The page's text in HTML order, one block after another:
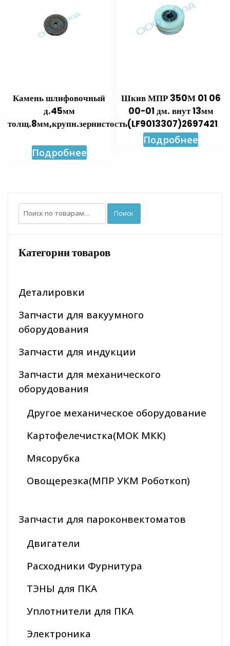
Камень шлифовочный
д.45мм
толщ.8мм,крупн.зернистость(LF9013307)2697421
Подробнее
Шкив МПР 350М 01 06
00-01 дм. внут 13мм
Подробнее
Искать: Поиск
Категории товаров
Деталировки
Запчасти для вакуумного
оборудования
Запчасти для индукции
Запчасти для механического
оборудования
Другое механическое оборудование
Картофелечистка(МОК МКК)
Мясорубка
Овощерезка(МПР УКМ Роботкоп)
Запчасти для пароконвектоматов
Двигатели
Расходники Фурнитура
ТЭНЫ для ПКА
Уплотнители для ПКА
Электроника